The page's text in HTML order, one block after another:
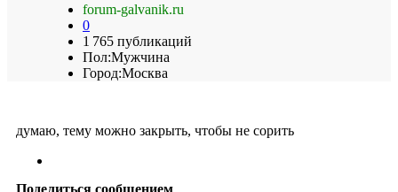
forum-galvanik.ru
0
1 765 публикаций
Пол:Мужчина
Город:Москва
думаю, тему можно закрыть, чтобы не сорить
Поделиться сообщением